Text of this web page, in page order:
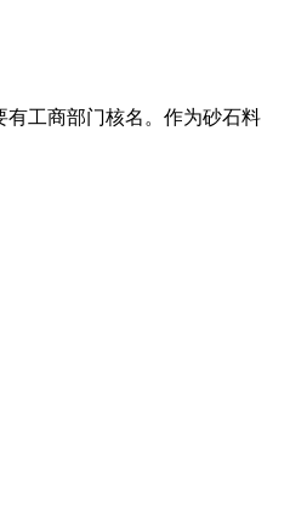
工商部门核名。作为砂石料